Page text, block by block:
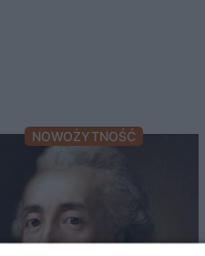
NOWOŻYTNOŚĆ